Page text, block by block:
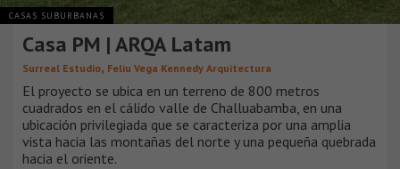
CASAS SUBURBANAS
Casa PM | ARQA Latam
Surreal Estudio, Feliu Vega Kennedy Arquitectura
El proyecto se ubica en un terreno de 800 metros
cuadrados en el cálido valle de Challuabamba, en una
ubicación privilegiada que se caracteriza por una amplia
vista hacia las montañas del norte y una pequeña quebrada
hacia el oriente.